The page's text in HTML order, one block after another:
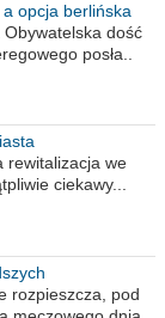
opcja berlińska
dość
posła..
rewitalizacja we
ciekawy...
rozpieszcza, pod